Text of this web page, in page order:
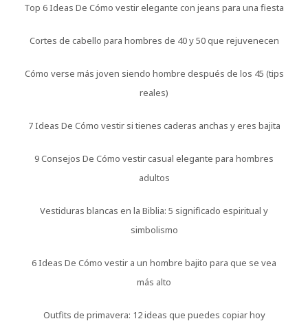
Top 6 Ideas De Cómo vestir elegante con jeans para una fiesta
Cortes de cabello para hombres de 40 y 50 que rejuvenecen
Cómo verse más joven siendo hombre después de los 45 (tips
reales)
7 Ideas De Cómo vestir si tienes caderas anchas y eres bajita
9 Consejos De Cómo vestir casual elegante para hombres
adultos
Vestiduras blancas en la Biblia: 5 significado espiritual y
simbolismo
6 Ideas De Cómo vestir a un hombre bajito para que se vea
más alto
Outfits de primavera: 12 ideas que puedes copiar hoy